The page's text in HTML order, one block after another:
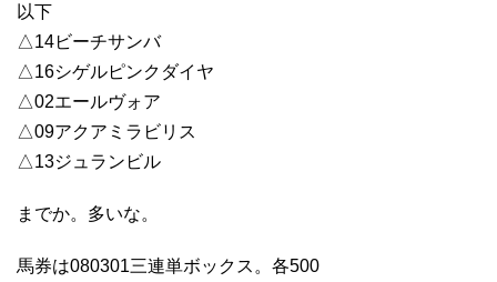
以下
△14ビーチサンバ
△16シゲルピンクダイヤ
△02エールヴォア
△09アクアミラビリス
△13ジュランビル
までか。多いな。
馬券は080301三連単ボックス。各500